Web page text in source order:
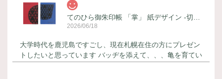
2026/06/18
大学時代を鹿児島ですごし、現在札幌在住の方にプレゼン
トしたいと思っています バッヂを添えて、、、亀を育てい